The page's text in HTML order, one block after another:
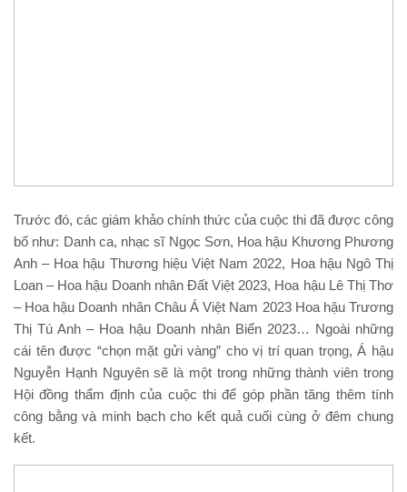
Trước đó, các giám khảo chính thức của cuộc thi đã được công
bố như: Danh ca, nhạc sĩ Ngọc Sơn, Hoa hậu Khương Phương
Anh – Hoa hậu Thương hiệu Việt Nam 2022, Hoa hậu Ngô Thị
Loan – Hoa hậu Doanh nhân Đất Việt 2023, Hoa hậu Lê Thị Thơ
– Hoa hậu Doanh nhân Châu Á Việt Nam 2023 Hoa hậu Trương
Thị Tú Anh – Hoa hậu Doanh nhân Biển 2023… Ngoài những
cái tên được “chọn mặt gửi vàng” cho vị trí quan trọng, Á hậu
Nguyễn Hạnh Nguyên sẽ là một trong những thành viên trong
Hội đồng thẩm định của cuộc thi để góp phần tăng thêm tính
công bằng và minh bạch cho kết quả cuối cùng ở đêm chung
kết.